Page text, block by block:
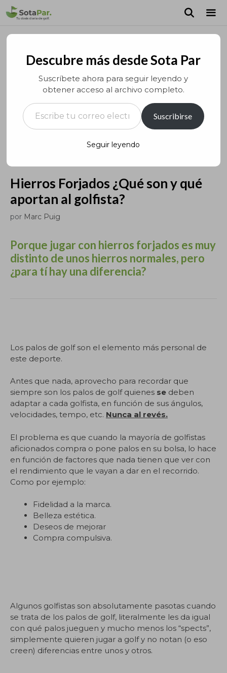
Saltar
Hierros Forjados ¿Qué son y qué
aportan al golfista?
por Marc Puig
Porque jugar con hierros forjados es muy
distinto de unos hierros normales, pero
¿para tí hay una diferencia?
Los palos de golf son el elemento más personal de
este deporte.
Antes que nada, aprovecho para recordar que
siempre son los palos de golf quienes se deben
adaptar a cada golfista, en función de sus ángulos,
velocidades, tempo, etc. Nunca al revés.
El problema es que cuando la mayoría de golfistas
aficionados compra o pone palos en su bolsa, lo hace
en función de factores que nada tienen que ver con
el rendimiento que le vayan a dar en el recorrido.
Como por ejemplo:
Fidelidad a la marca.
Belleza estética.
Deseos de mejorar
Compra compulsiva.
Algunos golfistas son absolutamente pasotas cuando
se trata de los palos de golf, literalmente les da igual
con qué palos jueguen y mucho menos los “spects”,
simplemente quieren jugar a golf y no notan (o eso
creen) diferencias entre unos y otros.
Descubre más desde Sota Par
Suscríbete ahora para seguir leyendo y
obtener acceso al archivo completo.
Escribe tu correo electrónico…
Suscribirse
Seguir leyendo